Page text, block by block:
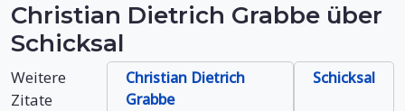
Christian Dietrich Grabbe über
Schicksal
Weitere
Zitate
Christian Dietrich
Grabbe
Schicksal